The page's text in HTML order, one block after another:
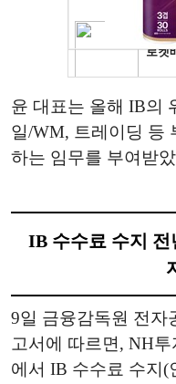
윤 대표는 올해 IB의
일/WM, 트레이딩 등
하는 임무를 부여받
IB 수수료 수지
9일 금융감독원 전자
고서에 따르면, NH
에서 IB 수수료 수지(